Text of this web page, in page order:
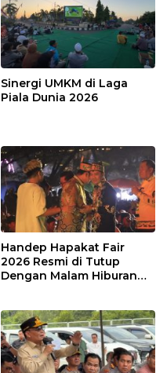
Sinergi UMKM di Laga
Piala Dunia 2026
Handep Hapakat Fair
2026 Resmi di Tutup
Dengan Malam Hiburan